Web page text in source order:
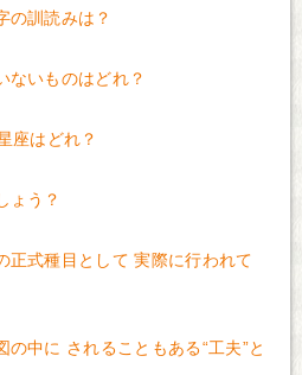
の訓読みは？
ないものはどれ？
座はどれ？
ょう？
正式種目として 実際に行われて
中に されることもある“工夫”と